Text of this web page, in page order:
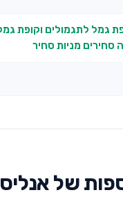
גמל לתגמולים וקופת
סחירים מניות סחיר
של